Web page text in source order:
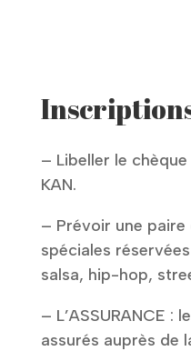
– Libeller le chèque
KAN.
– Prévoir une paire
spéciales
salsa, hip-hop,
– L’ASSURANCE :
assurés auprès de